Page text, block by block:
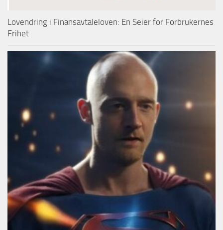
Lovendring i Finansavtaleloven: En Seier for Forbrukernes
Frihet